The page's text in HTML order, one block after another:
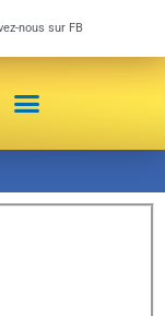
nous sur FB